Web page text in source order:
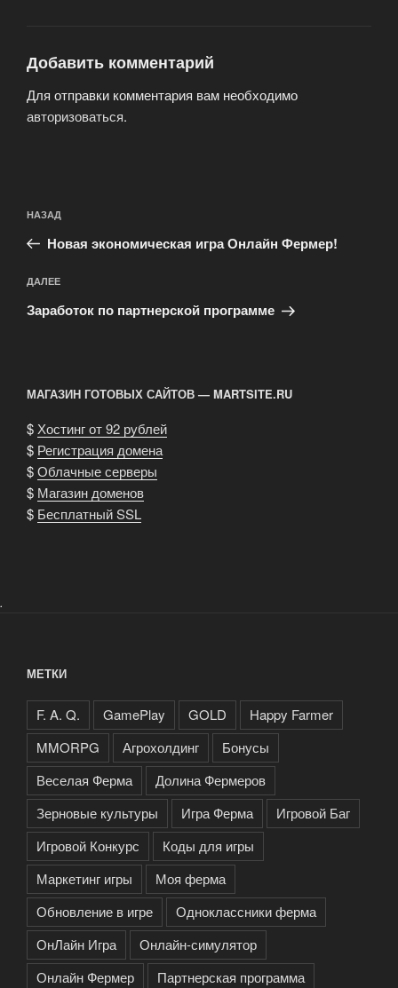
Добавить комментарий
Для отправки комментария вам необходимо
авторизоваться.
по
записям
Предыдущая
запись:
НАЗАД
Новая экономическая игра Онлайн Фермер!
Следующая
запись
ДАЛЕЕ
Заработок по партнерской программе
МАГАЗИН ГОТОВЫХ САЙТОВ — MARTSITE.RU
$ Хостинг от 92 рублей
$ Регистрация домена
$Облачные серверы
$ Магазин доменов
$ Бесплатный SSL
.
МЕТКИ
F. A. Q. GamePlay GOLD
Happy Farmer
MMORPG
Агрохолдинг
Бонусы
Веселая Ферма
Долина Фермеров
Зерновые культуры
Игра Ферма
Игровой Баг
Игровой Конкурс
Коды для игры
Маркетинг игры
Моя ферма
Обновление в игре
Одноклассники ферма
ОнЛайн Игра
Онлайн-симулятор
Онлайн Фермер
Партнерская программа